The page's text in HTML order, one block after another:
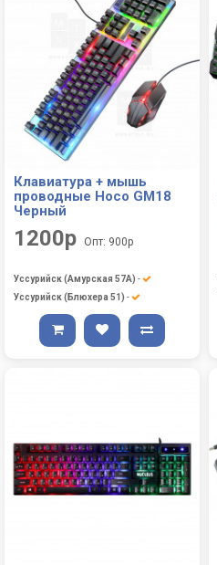
Клавиатура + мышь
проводные Hoco GM18
Черный
1200р Опт: 900р
Уссурийск (Амурская 57А) -
Уссурийск (Блюхера 51) -